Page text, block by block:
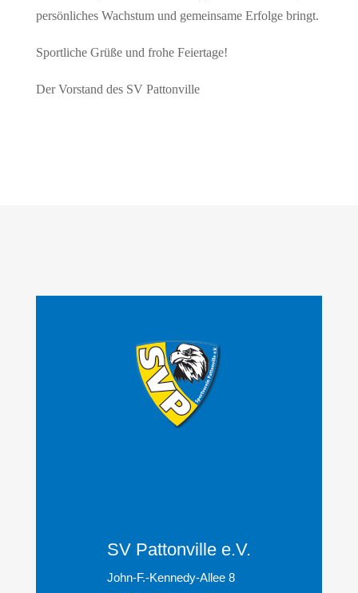
persönliches Wachstum und gemeinsame Erfolge bringt.
Sportliche Grüße und frohe Feiertage!
Der Vorstand des SV Pattonville
SV Pattonville e.V.
John-F.-Kennedy-Allee 8